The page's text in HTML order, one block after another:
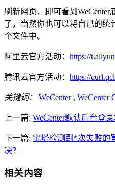
刷新网页，即可看到
了，当然你也可以将自己的统
个文件中。
阿里云官方活动： https://
腾讯云官方活动： https://
关键词： WeCenter, WeCenter
上一篇: WeCenter默认后台登
下一篇: 宝塔检测到*次失败的
决？
相关内容